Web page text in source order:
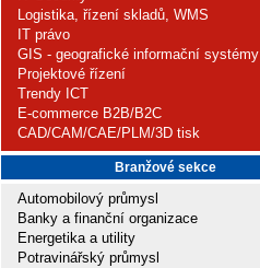
Logistika, řízení skladů, WMS
IT právo
GIS - geografické informační systémy
Projektové řízení
Trendy ICT
E-commerce B2B/B2C
CAD/CAM/CAE/PLM/3D tisk
Branžové sekce
Automobilový průmysl
Banky a finanční organizace
Energetika a utility
Potravinářský průmysl